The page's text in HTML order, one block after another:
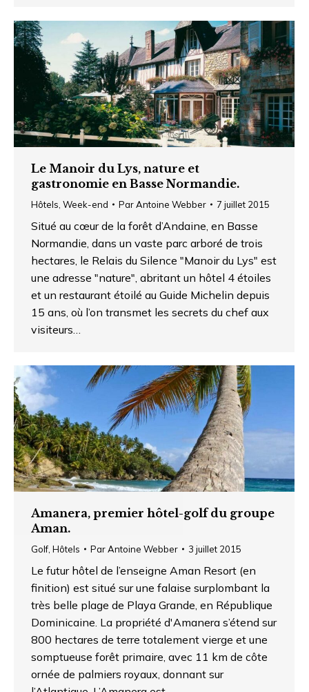
Le Manoir du Lys, nature et
gastronomie en Basse Normandie.
Hôtels Week-end ParAntoine Webber 7 juillet 2015
Situé au cœur de la forêt d’Andaine, en Basse
Normandie, dans un vaste parc arboré de trois
hectares, le Relais du Silence "Manoir du Lys" est
une adresse "nature", abritant un hôtel 4 étoiles
et un restaurant étoilé au Guide Michelin depuis
15 ans, où l’on transmet les secrets du chef aux
visiteurs…
Amanera, premier hôtel-golf du groupe
Aman.
Golf Hôtels ParAntoine Webber 3 juillet 2015
Le futur hôtel de l’enseigne Aman Resort (en
finition) est situé sur une falaise surplombant la
très belle plage de Playa Grande, en République
Dominicaine. La propriété d'Amanera s’étend sur
800 hectares de terre totalement vierge et une
somptueuse forêt primaire, avec 11 km de côte
ornée de palmiers royaux, donnant sur